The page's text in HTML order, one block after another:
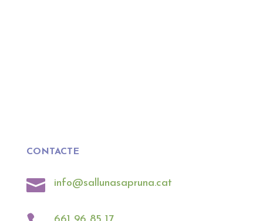
CONTACTE
 info@sallunasapruna.cat